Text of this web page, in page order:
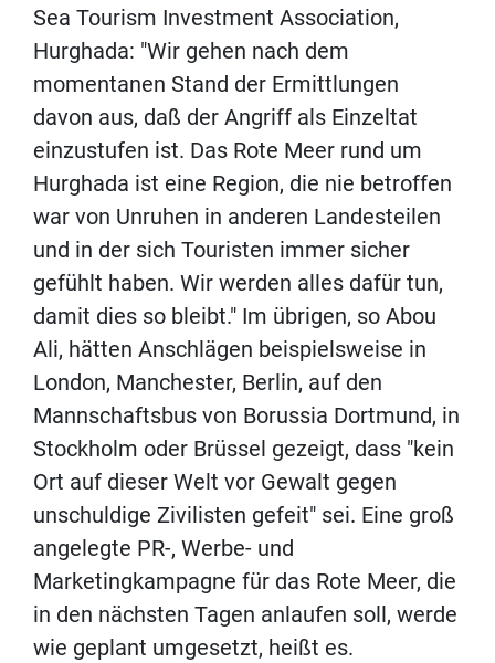
Sea Tourism Investment Association,
Hurghada: "Wir gehen nach dem
momentanen Stand der Ermittlungen
davon aus, daß der Angriff als Einzeltat
einzustufen ist. Das Rote Meer rund um
Hurghada ist eine Region, die nie betroffen
war von Unruhen in anderen Landesteilen
und in der sich Touristen immer sicher
gefühlt haben. Wir werden alles dafür tun,
damit dies so bleibt." Im übrigen, so Abou
Ali, hätten Anschlägen beispielsweise in
London, Manchester, Berlin, auf den
Mannschaftsbus von Borussia Dortmund, in
Stockholm oder Brüssel gezeigt, dass "kein
Ort auf dieser Welt vor Gewalt gegen
unschuldige Zivilisten gefeit" sei. Eine groß
angelegte PR-, Werbe- und
Marketingkampagne für das Rote Meer, die
in den nächsten Tagen anlaufen soll, werde
wie geplant umgesetzt, heißt es.